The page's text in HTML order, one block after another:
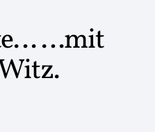
…mit